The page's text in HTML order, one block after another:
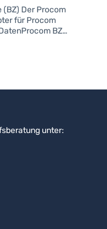
für Procom
BZ-
Kennzeichen
unter: